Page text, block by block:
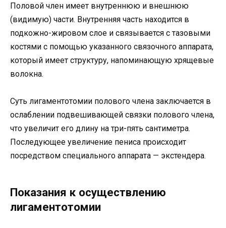
Половой член имеет внутреннюю и внешнюю
(видимую) части. Внутренняя часть находится в
подкожно-жировом слое и связывается с тазовыми
костями с помощью указанного связочного аппарата,
который имеет структуру, напоминающую хрящевые
волокна.
Суть лигаментотомии полового члена заключается в
ослаблении подвешивающей связки полового члена,
что увеличит его длину на три-пять сантиметра.
Последующее увеличение пениса происходит
посредством специального аппарата — экстендера.
Показания к осуществлению
лигаментотомии